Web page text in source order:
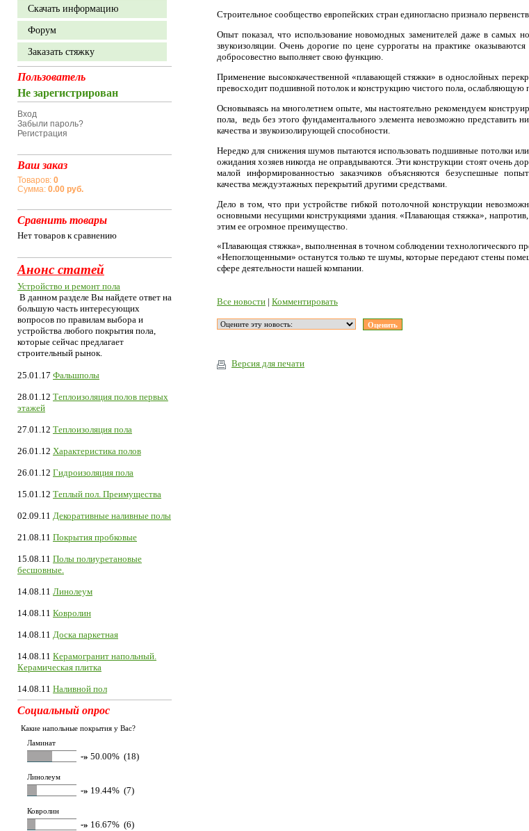
Скачать информацию
Форум
Заказать стяжку
Пользователь
Не зарегистрирован
Вход
Забыли пароль?
Регистрация
Ваш заказ
Товаров: 0
Сумма: 0.00 руб.
Сравнить товары
Нет товаров к сравнению
Анонс статей
Устройство и ремонт пола
В данном разделе Вы найдете ответ на
большую часть интересующих
вопросов по правилам выбора и
устройства любого покрытия пола,
которые сейчас предлагает
строительный рынок.
25.01.17 Фальшполы
28.01.12 Теплоизоляция полов первых
этажей
27.01.12 Теплоизоляция пола
26.01.12 Характеристика полов
26.01.12 Гидроизоляция пола
15.01.12 Теплый пол. Преимущества
02.09.11 Декоративные наливные полы
21.08.11 Покрытия пробковые
15.08.11 Полы полиуретановые
бесшовные.
14.08.11 Линолеум
14.08.11 Ковролин
14.08.11 Доска паркетная
14.08.11 Керамогранит напольный.
Керамическая плитка
14.08.11 Наливной пол
Социальный опрос
Какие напольные покрытия у Вас?
Ламинат
-» 50.00% (18)
Линолеум
-» 19.44% (7)
Ковролин
-» 16.67% (6)
Строительное сообщество европейских стран единогласно признало
Опыт показал, что использование новомодных заменителей даже в самых
звукоизоляции. Очень дорогие по цене суррогаты на практике
добросовестно выполняет свою функцию.
Применение высококачественной «плавающей стяжки» в однослойных
превосходит подшивной потолок и конструкцию чистого пола, ослабляющую
Основываясь на многолетнем опыте, мы настоятельно рекомендуем
пола, ведь без этого фундаментального элемента невозможно представить
качества и звукоизолирующей способности.
Нередко для снижения шумов пытаются использовать подшивные потолки
ожидания хозяев никогда не оправдываются. Эти конструкции стоят очень
малой информированностью заказчиков объясняются безуспешные
качества междуэтажных перекрытий другими средствами.
Дело в том, что при устройстве гибкой потолочной конструкции
основными несущими конструкциями здания. «Плавающая стяжка»,
этим ее огромное преимущество.
«Плавающая стяжка», выполненная в точном соблюдении технологического
«Непоглощенными» останутся только те шумы, которые передают стены
сфере деятельности нашей компании.
Все новости | Комментировать
Версия для печати